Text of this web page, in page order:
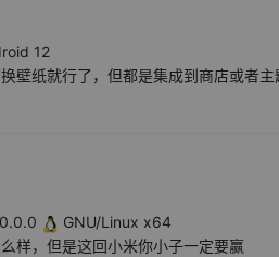
12
壁纸就行了，但都是集成到商店或者
GNU/Linux x64
样，但是这回小米你小子一定要赢